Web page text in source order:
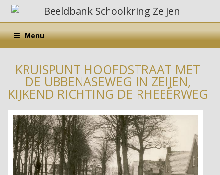
Menu
KRUISPUNT HOOFDSTRAAT MET
DE UBBENASEWEG IN ZEIJEN,
KIJKEND RICHTING DE RHEEËRWEG